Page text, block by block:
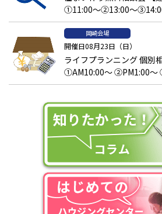
①11:00～②13:00～
岡崎会場
開催日08月23日（日）
ライフプランニング 個別
①AM10:00～ ②PM1:00～